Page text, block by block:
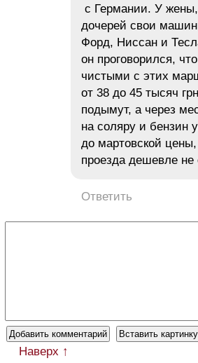
с Германии. У
дочерей свои
Форд, Ниссан и
он проговорился,
чистыми с этих
от 38 до 45 тысяч
подымут, а через
на соляру и бензин
до мартовской
проезда дешевле не
Ответить
Наверх ↑